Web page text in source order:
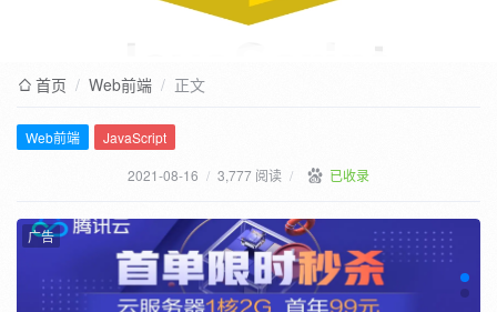
首页 / Web前端 / 正文
Web前端
JavaScript
2021-08-16 / 3,777 阅读 / 已收录
广告